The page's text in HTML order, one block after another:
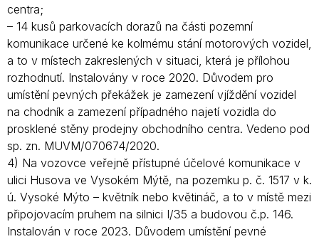
centra;
– 14 kusů parkovacích dorazů na části pozemní
komunikace určené ke kolmému stání motorových vozidel,
a to v místech zakreslených v situaci, která je přílohou
rozhodnutí. Instalovány v roce 2020. Důvodem pro
umístění pevných překážek je zamezení vjíždění vozidel
na chodník a zamezení případného najetí vozidla do
prosklené stěny prodejny obchodního centra. Vedeno pod
sp. zn. MUVM/070674/2020.
4) Na vozovce veřejně přístupné účelové komunikace v
ulici Husova ve Vysokém Mýtě, na pozemku p. č. 1517 v k.
ú. Vysoké Mýto – květník nebo květináč, a to v místě mezi
připojovacím pruhem na silnici I/35 a budovou č.p. 146.
Instalován v roce 2023. Důvodem umístění pevné